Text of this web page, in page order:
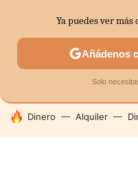
SECTORES ECONOMÍA
HOY SE HABLA DE
Dinero Alquiler
Ya puedes ver más
Añádenos
Solo